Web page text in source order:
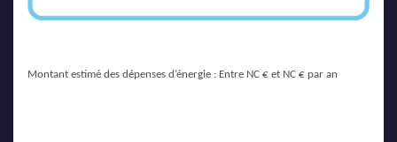
Montant estimé des dépenses d’énergie : Entre NC € et NC € par an